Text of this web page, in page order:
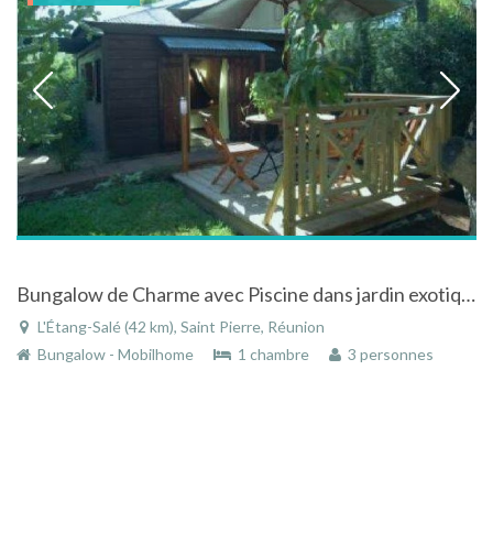
Bungalow de Charme avec Piscine dans jardin exotique à L'Étang-Salé à la Réunion
L'Étang-Salé (42 km), Saint Pierre, Réunion
Bungalow - Mobilhome
1 chambre 3 personnes